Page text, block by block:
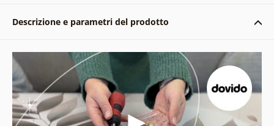
Descrizione e parametri del prodotto